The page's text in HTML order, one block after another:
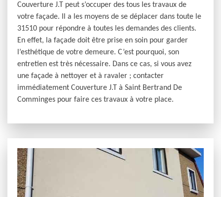
Couverture J.T peut s’occuper des tous les travaux de
votre façade. Il a les moyens de se déplacer dans toute le
31510 pour répondre à toutes les demandes des clients.
En effet, la façade doit être prise en soin pour garder
l’esthétique de votre demeure. C’est pourquoi, son
entretien est très nécessaire. Dans ce cas, si vous avez
une façade à nettoyer et à ravaler ; contacter
immédiatement Couverture J.T à Saint Bertrand De
Comminges pour faire ces travaux à votre place.